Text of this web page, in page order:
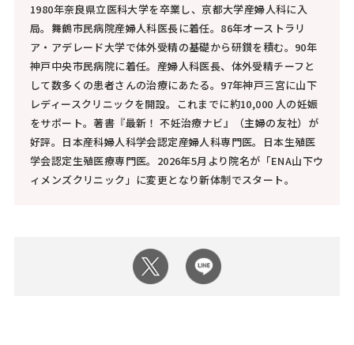
1980年奈良県立医科大学を卒業し、京都大学産婦人科に入
局。舞鶴市民病院産婦人科医長に着任。86年オーストラリ
ア・アデレード大学で体外受精の基礎から研鑚を積む。90年
神戸中央市民病院に着任。産婦人科医長、体外受精チーフと
して数多くの患者さんの治療にあたる。97年神戸三宮に山下
レディースクリニックを開設。これまでに約10,000 人の妊娠
をサポート。著書『最新！ 不妊治療ナビ』（主婦の友社）が
好評。日本産科婦人科学会認定産婦人科専門医。日本生殖医
学会認定生殖医療専門医。2026年5月より院名が「ENA山下ウ
ィメンズクリニック」に変更となり新体制でスタート。